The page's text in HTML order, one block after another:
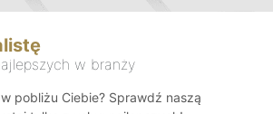
w branży
pobliżu Ciebie? Sprawdź naszą